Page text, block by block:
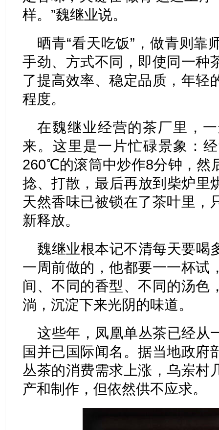
样。”魏继业说。
晒青“看天吃饭”，做青则靠
手劲、方式不同，即使同一种
了提高效率、稳定品质，年轻
程度。
在魏继业经营的茶厂里，
来。这里是一片忙碌景象：
260℃的滚筒中炒作8分钟，然
捻、打散，最后再放到柴炉
天然香味已被锁在了茶叶里，
新释放。
魏继业根本记不清每天要喝
一周前做的，他都要一一杯试
间、不同的香型、不同的汤色
淌，沉淀下来光阴的味道。
这些年，凤凰单丛茶已经从
国并已国际闻名。据当地政府
丛茶的消费需求上涨，乌岽村
产和制作，但依然供不应求。